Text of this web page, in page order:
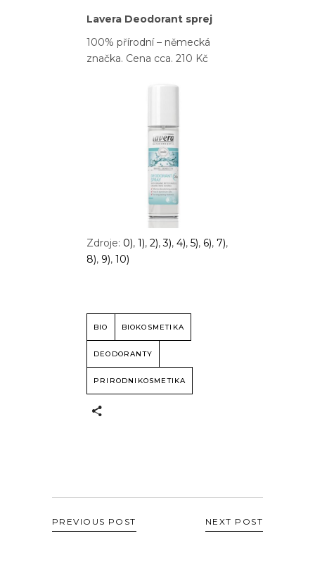
Lavera Deodorant sprej
100% přírodní – německá
značka. Cena cca. 210 Kč
Zdroje: 0), 1), 2),3), 4), 5), 6), 7),
8), 9), 10)
BIO BIOKOSMETIKA
DEODORANTY
PRIRODNIKOSMETIKA
PREVIOUS POST NEXT POST